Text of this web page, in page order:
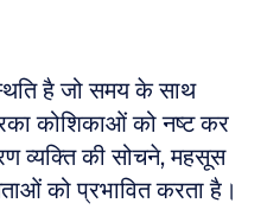
है जो समय के साथ
कोशिकाओं को नष्ट कर
व्यक्ति की सोचने, महसूस
को प्रभावित करता है।